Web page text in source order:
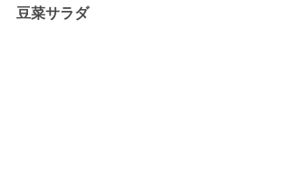
豆菜サラダ